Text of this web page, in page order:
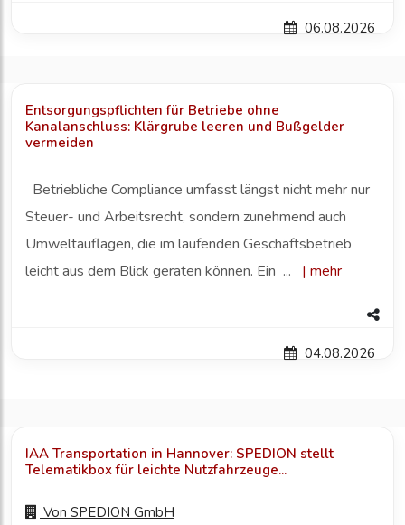
06.08.2026
Entsorgungspflichten für Betriebe ohne
Kanalanschluss: Klärgrube leeren und Bußgelder
vermeiden
Betriebliche Compliance umfasst längst nicht mehr nur
Steuer- und Arbeitsrecht, sondern zunehmend auch
Umweltauflagen, die im laufenden Geschäftsbetrieb
leicht aus dem Blick geraten können. Ein ...
| mehr
04.08.2026
IAA Transportation in Hannover: SPEDION stellt
Telematikbox für leichte Nutzfahrzeuge...
Von SPEDION GmbH